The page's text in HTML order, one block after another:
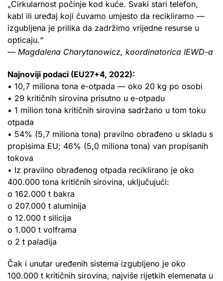
„Cirkularnost počinje kod kuće. Svaki stari telefon,
kabl ili uređaj koji čuvamo umjesto da recikliramo —
izgubljena je prilika da zadržimo vrijedne resurse u
opticaju.“
— Magdalena Charytanowicz, koordinatorica IEWD-a
Najnoviji podaci (EU27+4, 2022):
• 10,7 miliona tona e-otpada — oko 20 kg po osobi
• 29 kritičnih sirovina prisutno u e-otpadu
• 1 milion tona kritičnih sirovina sadržano u tom toku
otpada
• 54% (5,7 miliona tona) pravilno obrađeno u skladu s
propisima EU; 46% (5,0 miliona tona) van propisanih
tokova
• Iz pravilno obrađenog otpada reciklirano je oko
400.000 tona kritičnih sirovina, uključujući:
o 162.000 t bakra
o 207.000 t aluminija
o 12.000 t silicija
o 1.000 t volframa
o 2 t paladija
Čak i unutar uređenih sistema izgubljeno je oko
100.000 t kritičnih sirovina, najviše rijetkih elemenata u